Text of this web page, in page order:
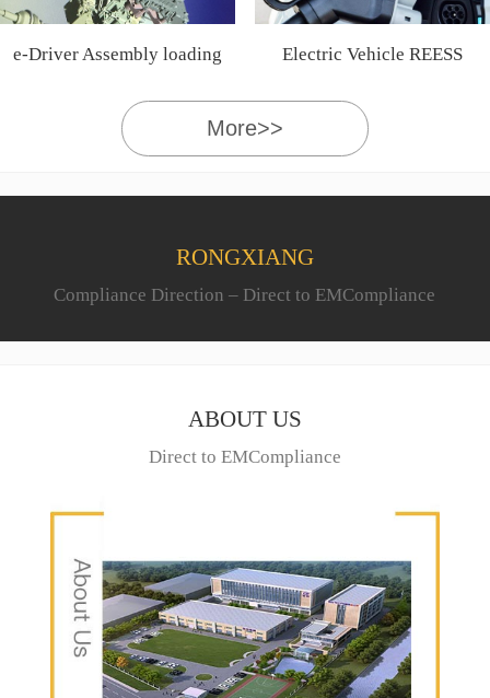
e-Driver Assembly loading
Electric Vehicle REESS
More>>
RONGXIANG
Compliance Direction – Direct to EMCompliance
ABOUT US
Direct to EMCompliance